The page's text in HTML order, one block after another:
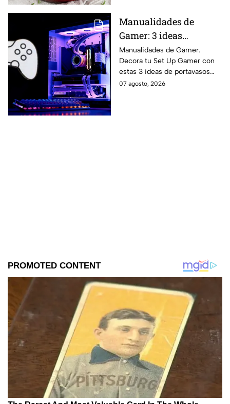
Manualidades de
Gamer: 3 ideas
creativas para
personalizar tu
escritorio con
portavasos inspirados
Manualidades de Gamer.
Decora tu Set Up Gamer con
estas 3 ideas de portavasos
creativos paso a paso.
07 agosto, 2026